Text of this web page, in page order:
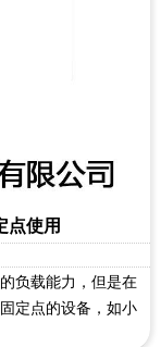
点使用
负载能力，但是在
定点的设备，如小